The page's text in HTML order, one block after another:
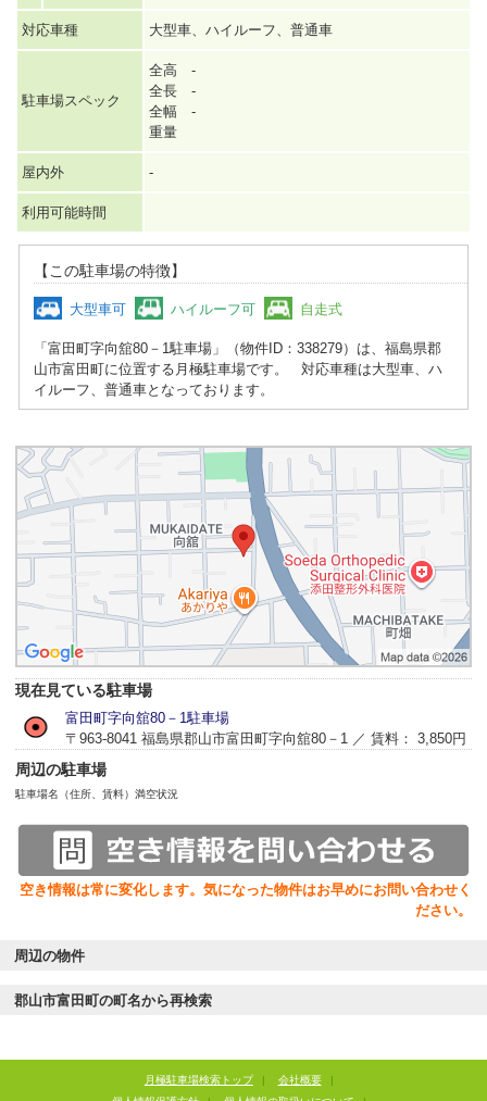
対応車種 大型車、ハイルーフ、普通車
駐車場スペック
全高 -
全長 -
全幅 -
重量
屋内外 -
利用可能時間
【この駐車場の特徴】
大型車可 ハイルーフ可 自走式
「富田町字向舘80－1駐車場」（物件ID：338279）は、福島県郡
山市富田町に位置する月極駐車場です。 対応車種は大型車、ハ
イルーフ、普通車となっております。
現在見ている駐車場
富田町字向舘80－1駐車場
〒963-8041 福島県郡山市富田町字向舘80－1 ／ 賃料： 3,850円
周辺の駐車場
駐車場名（住所、賃料） 満空状況
空き情報は常に変化します。気になった物件はお早めにお問い合わせく
ださい。
周辺の物件
郡山市富田町の町名から再検索
月極駐車場検索トップ | 会社概要
|